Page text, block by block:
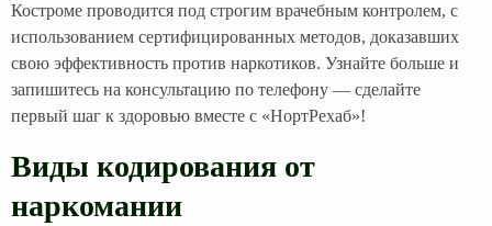
Костроме проводится под строгим врачебным контролем, с
использованием сертифицированных методов, доказавших
свою эффективность против наркотиков. Узнайте больше и
запишитесь на консультацию по телефону — сделайте
первый шаг к здоровью вместе с «НортРехаб»!
Виды кодирования от
наркомании